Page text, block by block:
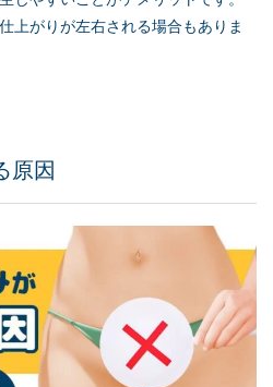
上がりが左右される場合もありま
原因